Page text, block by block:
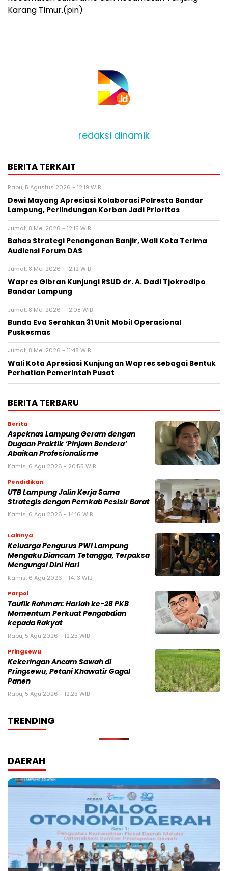
Karang Timur.(pin)
redaksi dinamik
BERITA TERKAIT
Rabu, 5 Agustus 2026 - 12:19 WIB
Dewi Mayang Apresiasi Kolaborasi Polresta Bandar
Lampung, Perlindungan Korban Jadi Prioritas
Jumat, 8 Mei 2026 - 12:15 WIB
Bahas Strategi Penanganan Banjir, Wali Kota Terima
Audiensi Forum DAS
Jumat, 8 Mei 2026 - 12:12 WIB
Wapres Gibran Kunjungi RSUD dr. A. Dadi Tjokrodipo
Bandar Lampung
Jumat, 8 Mei 2026 - 12:08 WIB
Bunda Eva Serahkan 31 Unit Mobil Operasional
Puskesmas
Jumat, 8 Mei 2026 - 11:48 WIB
Wali Kota Apresiasi Kunjungan Wapres sebagai Bentuk
Perhatian Pemerintah Pusat
BERITA TERBARU
Berita
Aspeknas Lampung Geram dengan
Dugaan Praktik ‘Pinjam Bendera’
Abaikan Profesionalisme
Kamis, 6 Agu 2026 - 20:55 WIB
Pendidikan
UTB Lampung Jalin Kerja Sama
Strategis dengan Pemkab Pesisir Barat
Kamis, 6 Agu 2026 - 14:16 WIB
Lainnya
Keluarga Pengurus PWI Lampung
Mengaku Diancam Tetangga, Terpaksa
Mengungsi Dini Hari
Kamis, 6 Agu 2026 - 14:13 WIB
Parpol
Taufik Rahman: Harlah ke-28 PKB
Momentum Perkuat Pengabdian
kepada Rakyat
Rabu, 5 Agu 2026 - 12:25 WIB
Pringsewu
Kekeringan Ancam Sawah di
Pringsewu, Petani Khawatir Gagal
Panen
Rabu, 5 Agu 2026 - 12:23 WIB
TRENDING
DAERAH